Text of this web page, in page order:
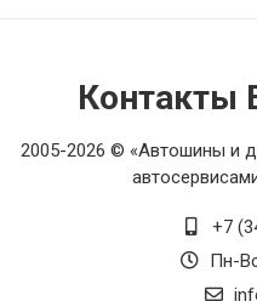
Контакты
2005-2026 © «Автошины и
+7
Пн-